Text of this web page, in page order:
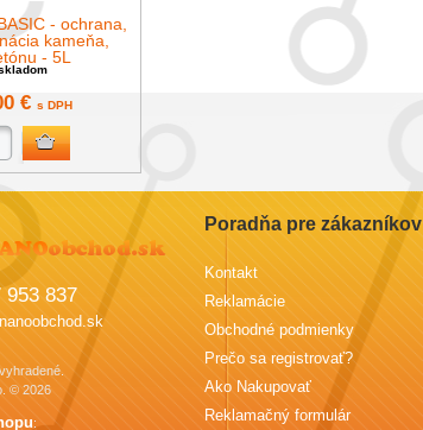
- ochrana,
kameňa,
- 5L
€ s DPH
953 837
© 2026
:
Poradňa pre zákazníkov
Kontakt
Reklamácie
Obchodné podmienky
Prečo sa registrovať?
Ako Nakupovať
Reklamačný formulár